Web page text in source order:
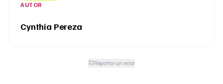
AUTOR
Cynthia Pereza
Reportar un error